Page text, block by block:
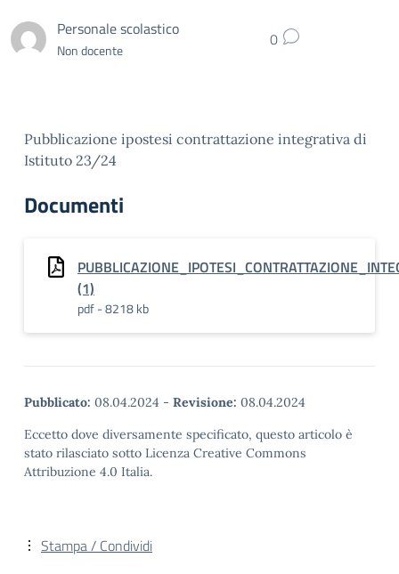
Personale scolastico
Non docente 0
Pubblicazione ipostesi contrattazione integrativa di
Istituto 23/24
Documenti
(1)
pdf - 8218 kb
Pubblicato: 08.04.2024 - Revisione: 08.04.2024
Eccetto dove diversamente specificato, questo articolo è
stato rilasciato sotto Licenza Creative Commons
Attribuzione 4.0 Italia.
Stampa / Condividi